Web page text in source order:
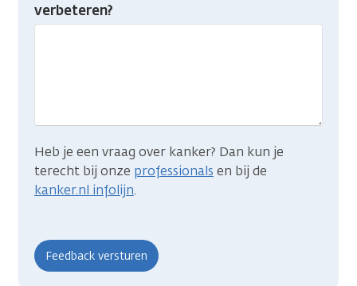
gevonden
verbeteren?
Heb je een vraag over kanker? Dan kun je
terecht bij onze professionals en bij de
kanker.nl infolijn.